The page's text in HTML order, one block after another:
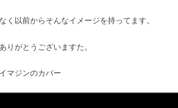
く以前からそんなイメージを持ってます。
りがとうございますた。
マジンのカバー